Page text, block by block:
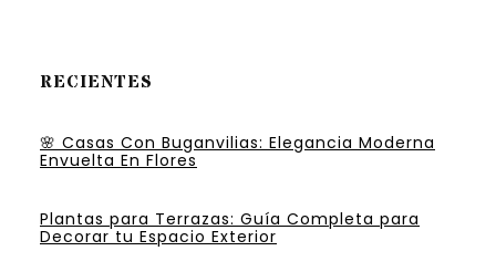
RECIENTES
🌸 Casas Con Buganvilias: Elegancia Moderna
Envuelta En Flores
Plantas para Terrazas: Guía Completa para
Decorar tu Espacio Exterior